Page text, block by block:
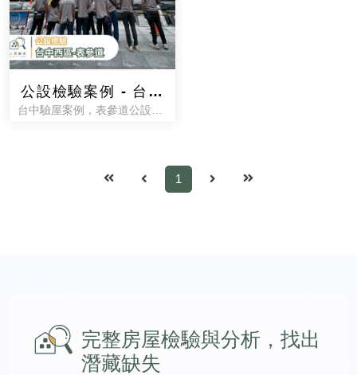
公設檢驗案例 - 台中
表參道
台中驗屋案例，表參道公設檢
1
完整房屋檢驗與分析，找出
潛藏缺失